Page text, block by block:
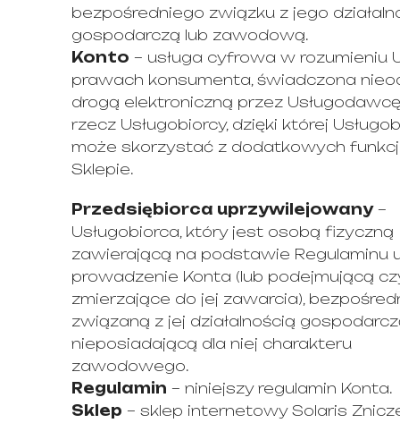
bezpośredniego związku z jego
gospodarczą lub zawodową.
Konto – usługa cyfrowa w rozumieniu
prawach konsumenta, świadczona
drogą elektroniczną przez
rzecz Usługobiorcy, dzięki której
może skorzystać z dodatkowych
Sklepie.
Przedsiębiorca uprzywilejowany–
Usługobiorca, który jest osobą fizyczną
zawierającą na podstawie Regulaminu
prowadzenie Konta (lub podejmującą
zmierzające do jej zawarcia),
związaną z jej działalnością
nieposiadającą dla niej charakteru
zawodowego.
Regulamin – niniejszy regulamin Konta.
Sklep – sklep internetowy Solaris